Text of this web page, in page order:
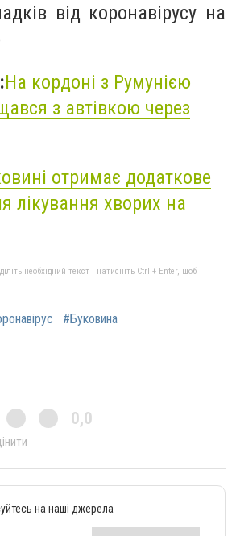
від коронавірусу на
На кордоні з Румунією
з автівкою через
отримає додаткове
лікування хворих на
необхідний текст і натисніть Ctrl + Enter, щоб
#Буковина
0,0
на наші джерела